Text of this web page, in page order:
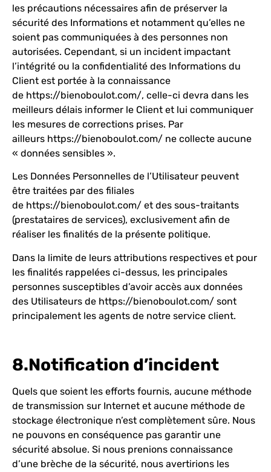
les précautions nécessaires afin de préserver la
sécurité des Informations et notamment qu’elles ne
soient pas communiquées à des personnes non
autorisées. Cependant, si un incident impactant
l’intégrité ou la confidentialité des Informations du
Client est portée à la connaissance
de https://bienoboulot.com/, celle-ci devra dans les
meilleurs délais informer le Client et lui communiquer
les mesures de corrections prises. Par
ailleurs https://bienoboulot.com/ ne collecte aucune
« données sensibles ».
Les Données Personnelles de l’Utilisateur peuvent
être traitées par des filiales
de https://bienoboulot.com/ et des sous-traitants
(prestataires de services), exclusivement afin de
réaliser les finalités de la présente politique.
Dans la limite de leurs attributions respectives et pour
les finalités rappelées ci-dessus, les principales
personnes susceptibles d’avoir accès aux données
des Utilisateurs de https://bienoboulot.com/ sont
principalement les agents de notre service client.
8.Notification d’incident
Quels que soient les efforts fournis, aucune méthode
de transmission sur Internet et aucune méthode de
stockage électronique n’est complètement sûre. Nous
ne pouvons en conséquence pas garantir une
sécurité absolue. Si nous prenions connaissance
d’une brèche de la sécurité, nous avertirions les